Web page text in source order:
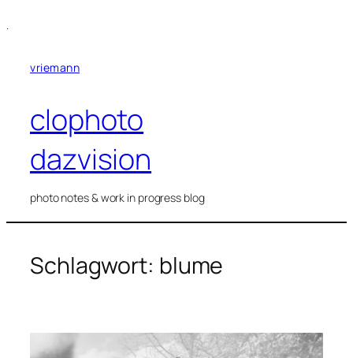
Inhalt
.
vriemann
clophoto
dazvision
photo notes & work in progress blog
Schlagwort: blume